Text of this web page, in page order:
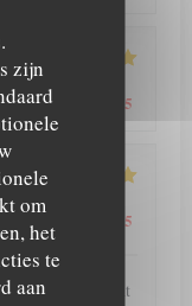
zijn
om
het
te
aan
Kwaliteit / Prijs /5
Kwaliteit / Prijs /5
dans ce restaurant